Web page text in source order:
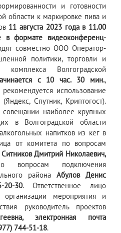
и готовности
области к маркировке пива и
11 августа 2023 года в 11.00
в формате видеоконференц-
совместно ООО Оператор-
политики, торговли и
комплекса Волгоградской
с 10 час. 30 мин.,
рекомендуется использование
Спутник, Криптогост).
совещании наиболее крупных
в Волгоградской области
напитков из кег в
от комитета по вопросам
Ситников Дмитрий Николаевич,
подключения
района Абулов Денис
30. Ответственное лицо
мероприятия и
руководитель проектов
электронная почта
744-51-18.